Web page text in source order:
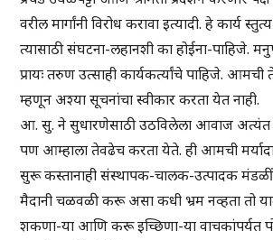
वरील मार्गांनी विरोध करावा इत्यादी. हे कार्य
त्यासाठी संघटना-लहानशी का होईना-पाहिजे.
प्रायः तरुण उत्साही कार्यकर्त्यांचे पाहिजे. आमची
म्हणून अश्या सूचनांचा स्वीकार करता येत नाही.
आ. सु. ने सुधारणेसाठी उठविलेला आवाज
पण आम्हाला तेवढेच करता येते. ही आमची
सुरू कस्तानाही संस्थापक-चालक-उत्पादक
मैदानी चळवळी करू असा कधी भ्रम नव्हता तो
शकणा-या आणि करू इच्छिणा-या वाचकांपर्यत